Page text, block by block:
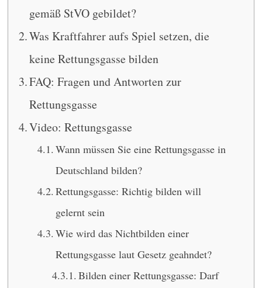
gemäß StVO gebildet?
Was Kraftfahrer aufs Spiel setzen, die
keine Rettungsgasse bilden
FAQ: Fragen und Antworten zur
Rettungsgasse
Video: Rettungsgasse
Wann müssen Sie eine Rettungsgasse in
Deutschland bilden?
Rettungsgasse: Richtig bilden will
gelernt sein
Wie wird das Nichtbilden einer
Rettungsgasse laut Gesetz geahndet?
Bilden einer Rettungsgasse: Darf